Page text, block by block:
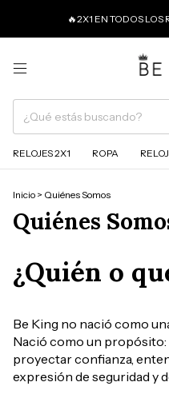
🔥2X1 EN TODOS LOS
RELOJES 2X1 ROPA
Inicio > Quiénes Somos
Quiénes
¿Quién o
Be King no nació como
Nació como un propósito:
proyectar confianza,
expresión de seguridad y